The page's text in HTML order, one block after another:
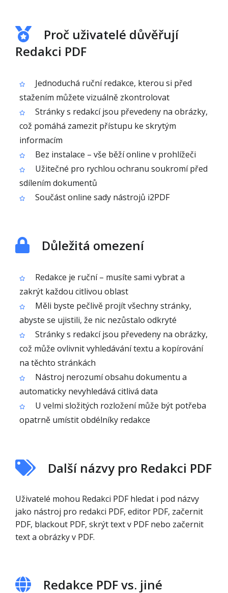
Proč uživatelé důvěřují
Redakci PDF
Jednoduchá ruční redakce, kterou si před
stažením můžete vizuálně zkontrolovat
Stránky s redakcí jsou převedeny na obrázky,
což pomáhá zamezit přístupu ke skrytým
informacím
Bez instalace – vše běží online v prohlížeči
Užitečné pro rychlou ochranu soukromí před
sdílením dokumentů
Součást online sady nástrojů i2PDF
Důležitá omezení
Redakce je ruční – musíte sami vybrat a
zakrýt každou citlivou oblast
Měli byste pečlivě projít všechny stránky,
abyste se ujistili, že nic nezůstalo odkryté
Stránky s redakcí jsou převedeny na obrázky,
což může ovlivnit vyhledávání textu a kopírování
na těchto stránkách
Nástroj nerozumí obsahu dokumentu a
automaticky nevyhledává citlivá data
U velmi složitých rozložení může být potřeba
opatrně umístit obdélníky redakce
Další názvy pro Redakci PDF
Uživatelé mohou Redakci PDF hledat i pod názvy
jako nástroj pro redakci PDF, editor PDF, začernit
PDF, blackout PDF, skrýt text v PDF nebo začernit
text a obrázky v PDF.
Redakce PDF vs. jiné